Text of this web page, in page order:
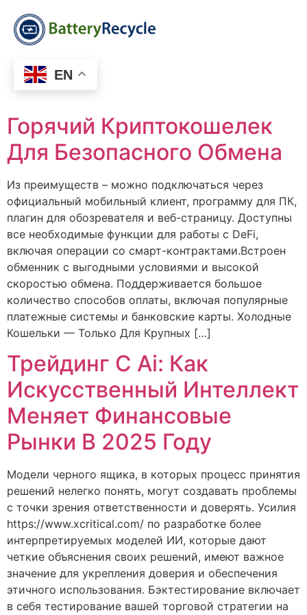
EN
Горячий Криптокошелек
Для Безопасного Обмена
Из преимуществ – можно подключаться через
официальный мобильный клиент, программу для ПК,
плагин для обозревателя и веб-страницу. Доступны
все необходимые функции для работы с DeFi,
включая операции со смарт-контрактами.Встроен
обменник с выгодными условиями и высокой
скоростью обмена. Поддерживается большое
количество способов оплаты, включая популярные
платежные системы и банковские карты. Холодные
Кошельки — Только Для Крупных […]
Трейдинг С Ai: Как
Искусственный Интеллект
Меняет Финансовые
Рынки В 2025 Году
Модели черного ящика, в которых процесс принятия
решений нелегко понять, могут создавать проблемы
с точки зрения ответственности и доверять. Усилия
https://www.xcritical.com/ по разработке более
интерпретируемых моделей ИИ, которые дают
четкие объяснения своих решений, имеют важное
значение для укрепления доверия и обеспечения
этичного использования. Бэктестирование включает
в себя тестирование вашей торговой стратегии на